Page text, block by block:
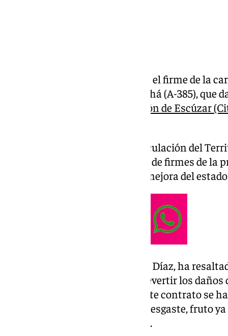
La Junta de Andalucía renovará el firme de la
carretera entre Otura y La Malahá (A-385), que
Tecnológica y Área de Innovación de Escúzar
La Consejería de Fomento, Articulación del
Hidráulicas y Viales el contrato de firmes de la
2,7 millones y que permitirá la mejora del
La consejera de Fomento, Rocío Díaz, ha
cerca del triple de dinero para revertir los
carreteras autonómicas». En este contrato se
carreteras que acumulan más desgaste, fruto
del aumento del tráfico pesado».